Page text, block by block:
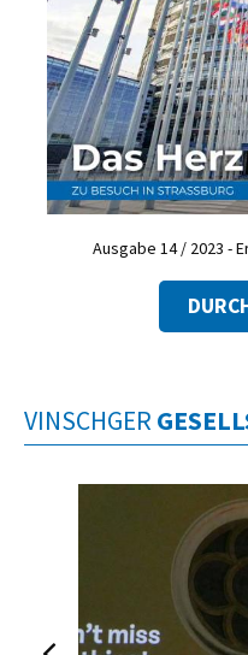
Ausgabe 14 / 2023 -
VINSCHGER